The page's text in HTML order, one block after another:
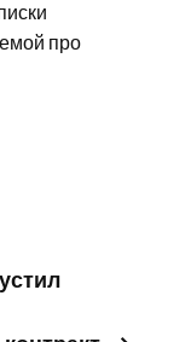
про